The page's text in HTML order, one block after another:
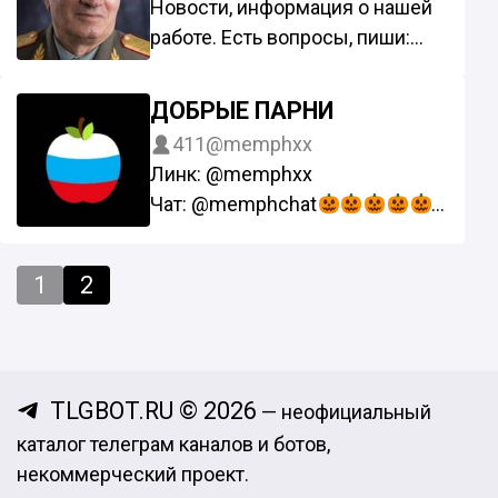
instagram.com/hamshen_armeni
ans
Новости, информация о нашей
работе. Есть вопросы, пиши:
Группа для поиска работы -
@joboar
Группа для поиска жилья -
@rentoar
ДОБРЫЕ ПАРНИ
411@memphxx
Линк: @memphxx
Чат: @memphchat
@Mnogozadachnost_1
1 2
TLGBOT.RU © 2026 — неофициальный
каталог телеграм каналов и ботов,
некоммерческий проект.